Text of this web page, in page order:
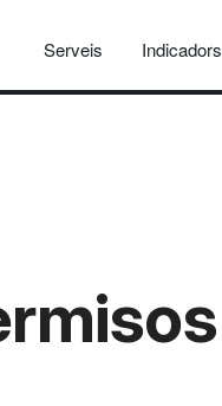
Serveis Indicadors